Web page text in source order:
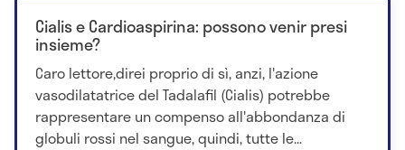
Cialis e Cardioaspirina: possono venir presi
insieme?
Caro lettore,direi proprio di sì, anzi, l'azione
vasodilatatrice del Tadalafil (Cialis) potrebbe
rappresentare un compenso all'abbondanza di
globuli rossi nel sangue, quindi, tutte le...